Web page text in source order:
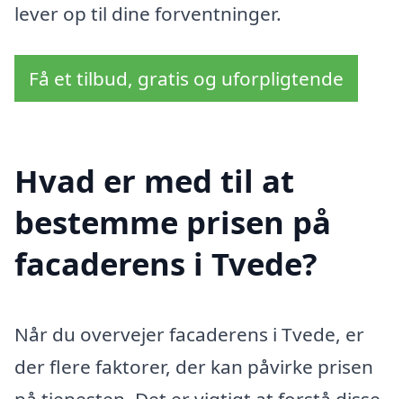
lever op til dine forventninger.
Få et tilbud, gratis og uforpligtende
Hvad er med til at
bestemme prisen på
facaderens i Tvede?
Når du overvejer facaderens i Tvede, er
der flere faktorer, der kan påvirke prisen